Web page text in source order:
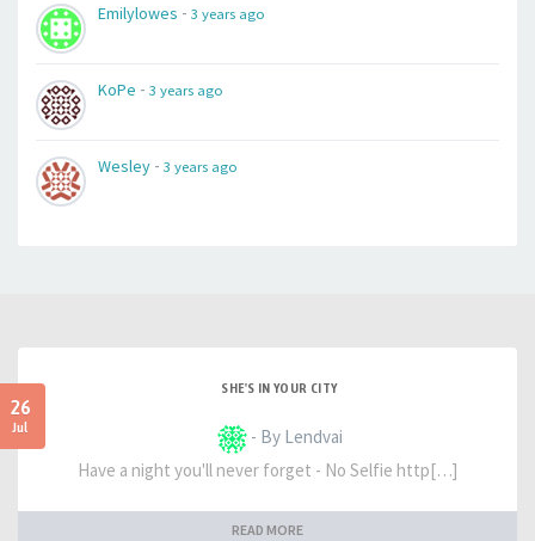
Emilylowes - 3 years ago
KoPe - 3 years ago
Wesley - 3 years ago
26
Jul
SHE'S IN YOUR CITY
- By Lendvai
Have a night you'll never forget - No Selfie http[…]
READ MORE